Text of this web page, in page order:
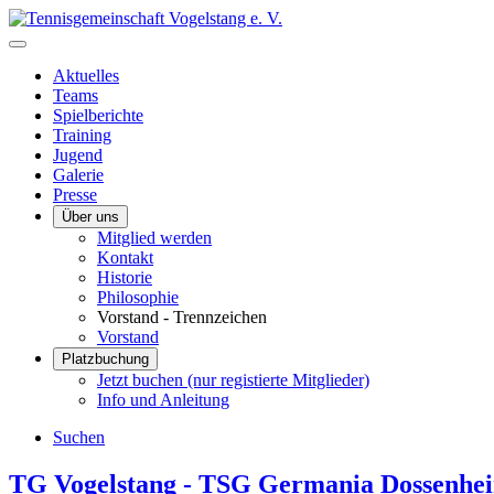
Aktuelles
Teams
Spielberichte
Training
Jugend
Galerie
Presse
Über uns
Mitglied werden
Kontakt
Historie
Philosophie
Vorstand - Trennzeichen
Vorstand
Platzbuchung
Jetzt buchen (nur registierte Mitglieder)
Info und Anleitung
Suchen
TG Vogelstang - TSG Germania